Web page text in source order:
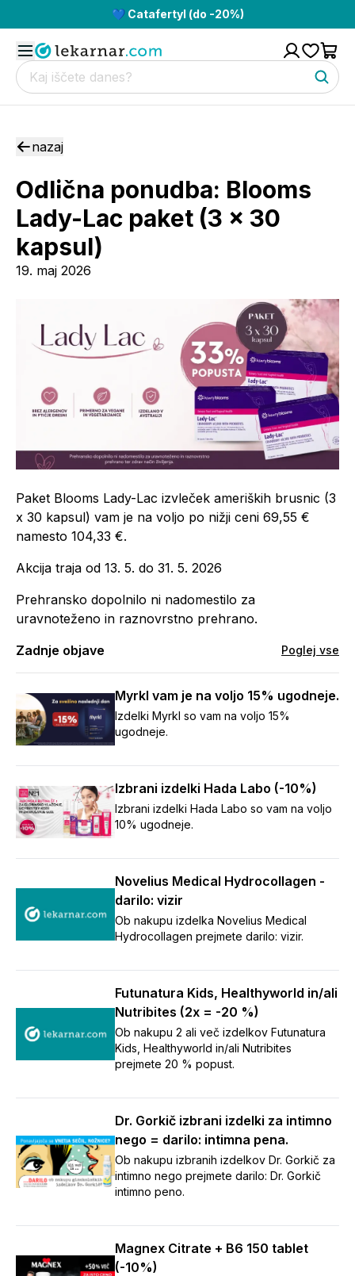
💙 Catafertyl (do -20%)
nazaj
Odlična ponudba: Blooms
Lady-Lac paket (3 x 30
kapsul)
19. maj 2026
Paket Blooms Lady-Lac izvleček ameriških brusnic (3
x 30 kapsul) vam je na voljo po nižji ceni 69,55 €
namesto 104,33 €.
Akcija traja od 13. 5. do 31. 5. 2026
Prehransko dopolnilo ni nadomestilo za
uravnoteženo in raznovrstno prehrano.
Zadnje objave
Poglej vse
Myrkl vam je na voljo 15% ugodneje.
Izdelki Myrkl so vam na voljo 15%
ugodneje.
Izbrani izdelki Hada Labo (-10%)
Izbrani izdelki Hada Labo so vam na voljo
10% ugodneje.
Novelius Medical Hydrocollagen -
darilo: vizir
Ob nakupu izdelka Novelius Medical
Hydrocollagen prejmete darilo: vizir.
Futunatura Kids, Healthyworld in/ali
Nutribites (2x = -20 %)
Ob nakupu 2 ali več izdelkov Futunatura
Kids, Healthyworld in/ali Nutribites
prejmete 20 % popust.
Dr. Gorkič izbrani izdelki za intimno
nego = darilo: intimna pena.
Ob nakupu izbranih izdelkov Dr. Gorkič za
intimno nego prejmete darilo: Dr. Gorkič
intimno peno.
Magnex Citrate + B6 150 tablet
(-10%)